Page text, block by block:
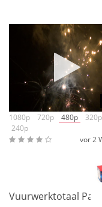
1080p
720p 480p
320p
240p
vor 2
Vuurwerktotaal Party